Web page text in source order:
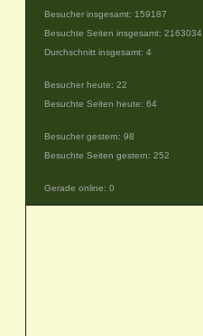
Besucher insgesamt: 159187
Besuchte Seiten insgesamt: 2163034
Durchschnitt insgesamt: 4
Besucher heute: 22
Besuchte Seiten heute: 64
Besucher gestern: 98
Besuchte Seiten gestern: 252
Gerade online: 0